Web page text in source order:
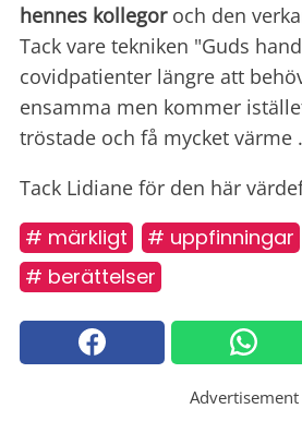
hennes kollegoroch den
Tack vare tekniken "Guds
covidpatienter längre att
ensamma men kommer
tröstade och få mycket värme
Tack Lidiane för den här
# märkligt # uppfinningar
# berättelser
Advertisement